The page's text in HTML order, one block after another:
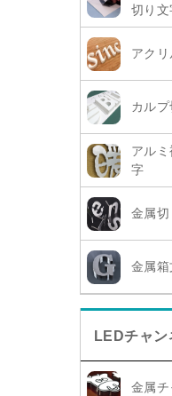
切り文
アク
カル
アル
字
金属
金属
LEDチャン
金属